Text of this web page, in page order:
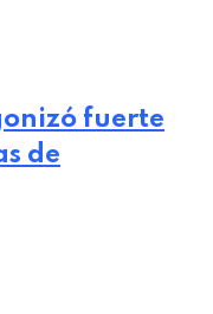
fuerte
de